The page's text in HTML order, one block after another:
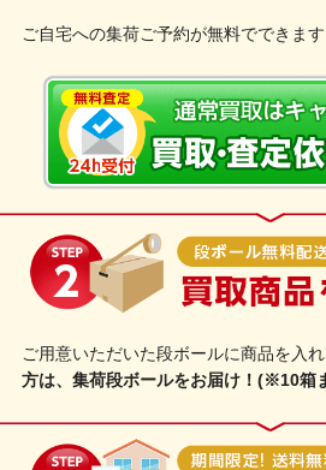
ご自宅への集荷ご予約が無料でできます
ご用意いただいた段ボールに商品を入れ
方は、集荷段ボールをお届け！(※10箱